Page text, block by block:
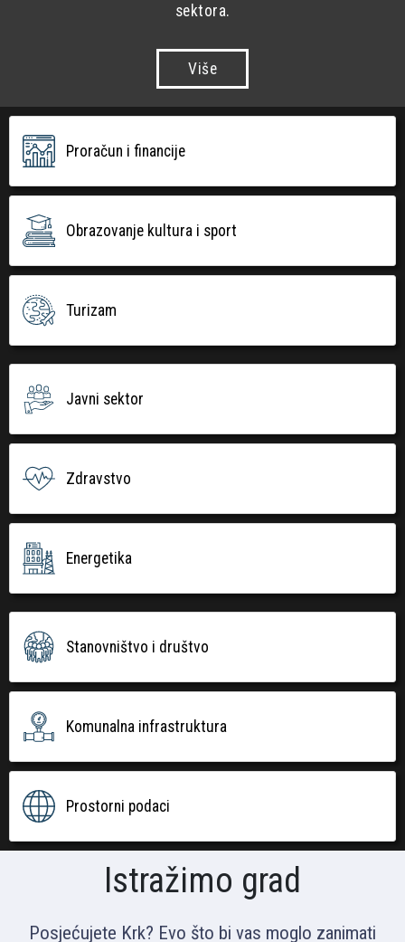
sektora.
Više
Proračun i financije
Obrazovanje kultura i sport
Turizam
Javni sektor
Zdravstvo
Energetika
Stanovništvo i društvo
Komunalna infrastruktura
Prostorni podaci
Istražimo grad
Posjećujete Krk? Evo što bi vas moglo zanimati